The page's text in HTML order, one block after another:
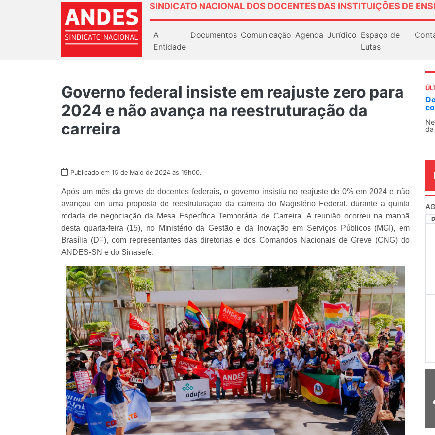
SINDICATO NACIONAL DOS DOCENTES DAS INSTITUIÇÕES DE
A
Entidade
Documentos Comunicação Agenda Jurídico Espaço de
Lutas
Governo federal insiste em reajuste zero para
2024 e não avança na reestruturação da
carreira
Publicado em 15 de Maio de 2024 às 19h00.
Após um mês da greve de docentes federais, o governo insistiu no reajuste de 0% em 2024 e não
avançou em uma proposta de reestruturação da carreira do Magistério Federal, durante a quinta
rodada de negociação da Mesa Específica Temporária de Carreira. A reunião ocorreu na manhã
desta quarta-feira (15), no Ministério da Gestão e da Inovação em Serviços Públicos (MGI), em
Brasília (DF), com representantes das diretorias e dos Comandos Nacionais de Greve (CNG) do
ANDES-SN e do Sinasefe.
O